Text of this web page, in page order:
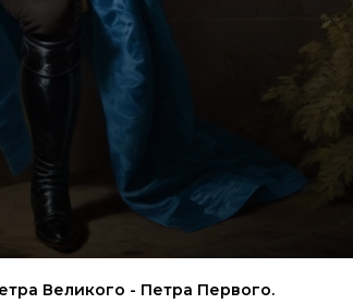
Великого - Петра Первого.